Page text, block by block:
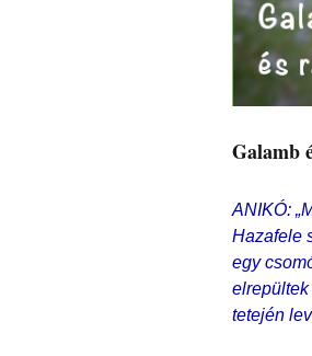
Galamb
ANIKÓ:
Hazafele
egy
elrepültek
tetején